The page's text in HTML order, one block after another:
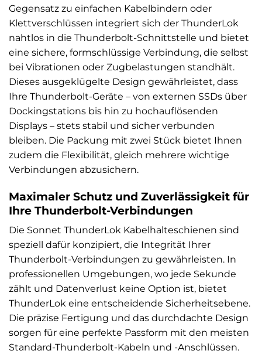
Gegensatz zu einfachen Kabelbindern oder
Klettverschlüssen integriert sich der ThunderLok
nahtlos in die Thunderbolt-Schnittstelle und bietet
eine sichere, formschlüssige Verbindung, die selbst
bei Vibrationen oder Zugbelastungen standhält.
Dieses ausgeklügelte Design gewährleistet, dass
Ihre Thunderbolt-Geräte – von externen SSDs über
Dockingstations bis hin zu hochauflösenden
Displays – stets stabil und sicher verbunden
bleiben. Die Packung mit zwei Stück bietet Ihnen
zudem die Flexibilität, gleich mehrere wichtige
Verbindungen abzusichern.
Maximaler Schutz und Zuverlässigkeit für
Ihre Thunderbolt-Verbindungen
Die Sonnet ThunderLok Kabelhalteschienen sind
speziell dafür konzipiert, die Integrität Ihrer
Thunderbolt-Verbindungen zu gewährleisten. In
professionellen Umgebungen, wo jede Sekunde
zählt und Datenverlust keine Option ist, bietet
ThunderLok eine entscheidende Sicherheitsebene.
Die präzise Fertigung und das durchdachte Design
sorgen für eine perfekte Passform mit den meisten
Standard-Thunderbolt-Kabeln und -Anschlüssen.